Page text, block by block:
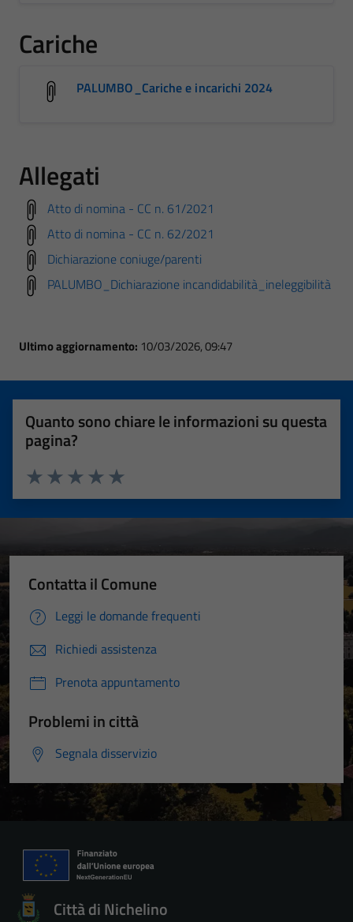
Cariche
PALUMBO_Cariche e incarichi 2024
Allegati
Atto di nomina - CC n. 61/2021
Atto di nomina - CC n. 62/2021
Dichiarazione coniuge/parenti
PALUMBO_Dichiarazione incandidabilità_ineleggibilità
Ultimo aggiornamento: 10/03/2026, 09:47
Quanto sono chiare le informazioni su questa
pagina?
Valuta 5 stelle su 5
Valuta 4 stelle su 5
Valuta 3 stelle su 5
Valuta 2 stelle su 5
Valuta 1 stelle su 5
Contatta il Comune
Leggi le domande frequenti
Richiedi assistenza
Prenota appuntamento
Problemi in città
Segnala disservizio
Città di Nichelino